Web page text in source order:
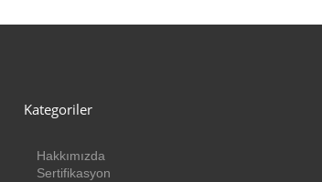
Kategoriler
Hakkımızda
Sertifikasyon